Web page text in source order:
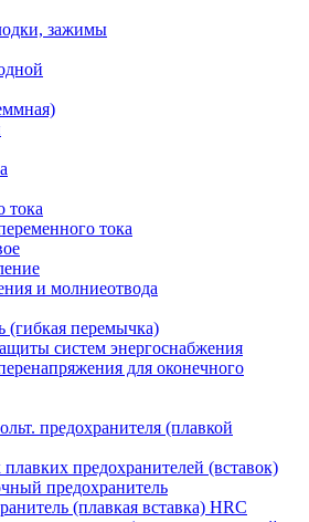
зажимы
тока
тока
и молниеотвода
(гибкая перемычка)
систем энергоснабжения
для оконечного
предохранителя (плавкой
предохранителей (вставок)
предохранитель
(плавкая вставка) HRC